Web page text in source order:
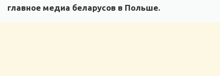
главное медиа беларусов в Польше.